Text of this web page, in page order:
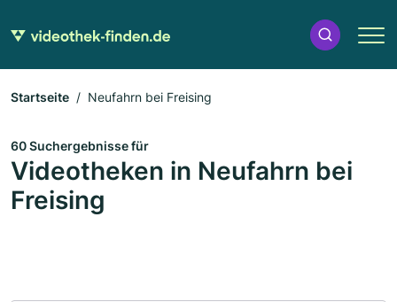
Startseite Neufahrn bei Freising
60 Suchergebnisse für
Videotheken in Neufahrn bei
Freising